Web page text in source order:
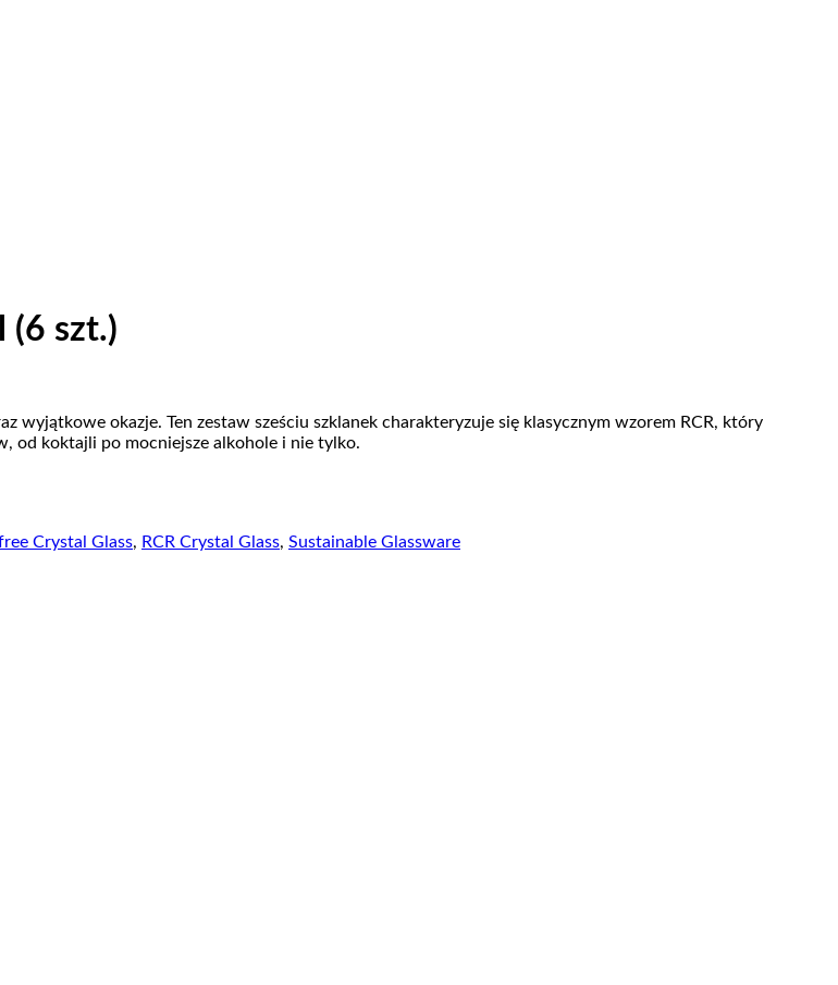
(6 szt.)
wyjątkowe okazje. Ten zestaw sześciu szklanek charakteryzuje się klasycznym wzorem RCR, który
od koktajli po mocniejsze alkohole i nie tylko.
Crystal Glass, RCR Crystal Glass, Sustainable Glassware